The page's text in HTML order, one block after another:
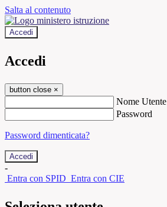
Salta al contenuto
Accedi
Accedi
button close ×
Nome Utente
Password
Password dimenticata?
-
Entra con SPID Entra con CIE